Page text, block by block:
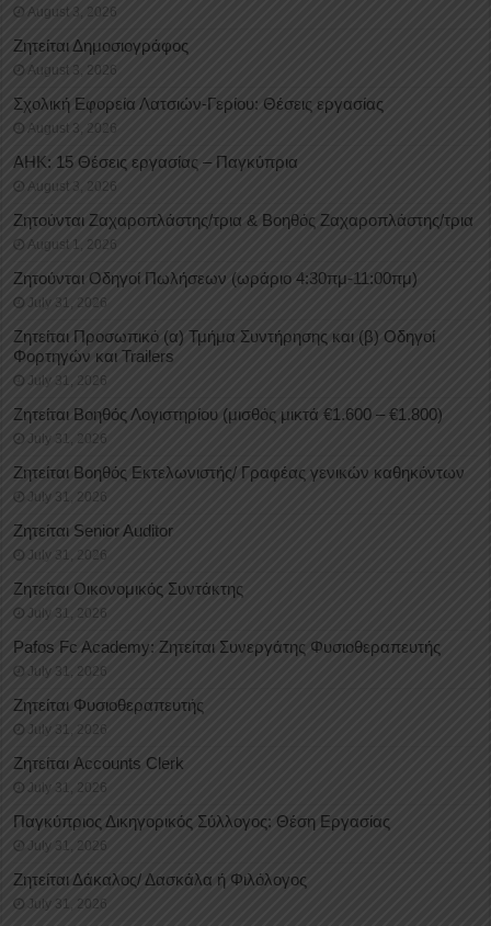
August 3, 2026
Ζητείται Δημοσιογράφος
August 3, 2026
Σχολική Εφορεία Λατσιών-Γερίου: Θέσεις εργασίας
August 3, 2026
ΑΗΚ: 15 Θέσεις εργασίας – Παγκύπρια
August 3, 2026
Ζητούνται Ζαχαροπλάστης/τρια & Βοηθός Ζαχαροπλάστης/τρια
August 1, 2026
Ζητούνται Οδηγοί Πωλήσεων (ωράριο 4:30πμ-11:00πμ)
July 31, 2026
Ζητείται Προσωπικό (α) Τμήμα Συντήρησης και (β) Οδηγοί
Φορτηγών και Trailers
July 31, 2026
Ζητείται Βοηθός Λογιστηρίου (μισθός μικτά €1.600 – €1.800)
July 31, 2026
Ζητείται Βοηθός Εκτελωνιστής/ Γραφέας γενικών καθηκόντων
July 31, 2026
Ζητείται Senior Auditor
July 31, 2026
Ζητείται Οικονομικός Συντάκτης
July 31, 2026
Pafos Fc Academy: Ζητείται Συνεργάτης Φυσιοθεραπευτής
July 31, 2026
Ζητείται Φυσιοθεραπευτής
July 31, 2026
Ζητείται Accounts Clerk
July 31, 2026
Παγκύπριος Δικηγορικός Σύλλογος: Θέση Εργασίας
July 31, 2026
Ζητείται Δάκαλος/ Δασκάλα ή Φιλόλογος
July 31, 2026